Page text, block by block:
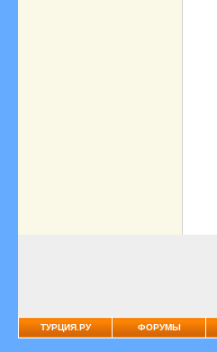
ТУРЦИЯ.РУ ФОРУМЫ